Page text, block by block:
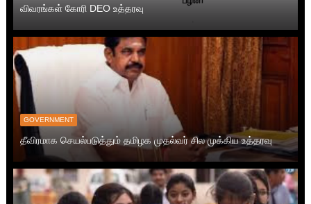
விவரங்கள் கோரி DEO உத்தரவு
GOVERNMENT
தீவிரமாக செயல்படுத்தும் தமிழக முதல்வர் சில முக்கிய உத்தரவு